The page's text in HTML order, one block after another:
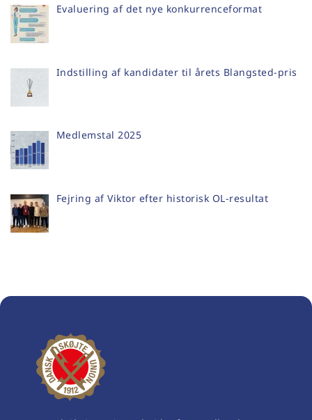
Evaluering af det nye konkurrenceformat
Indstilling af kandidater til årets Blangsted-pris
Medlemstal 2025
Fejring af Viktor efter historisk OL-resultat